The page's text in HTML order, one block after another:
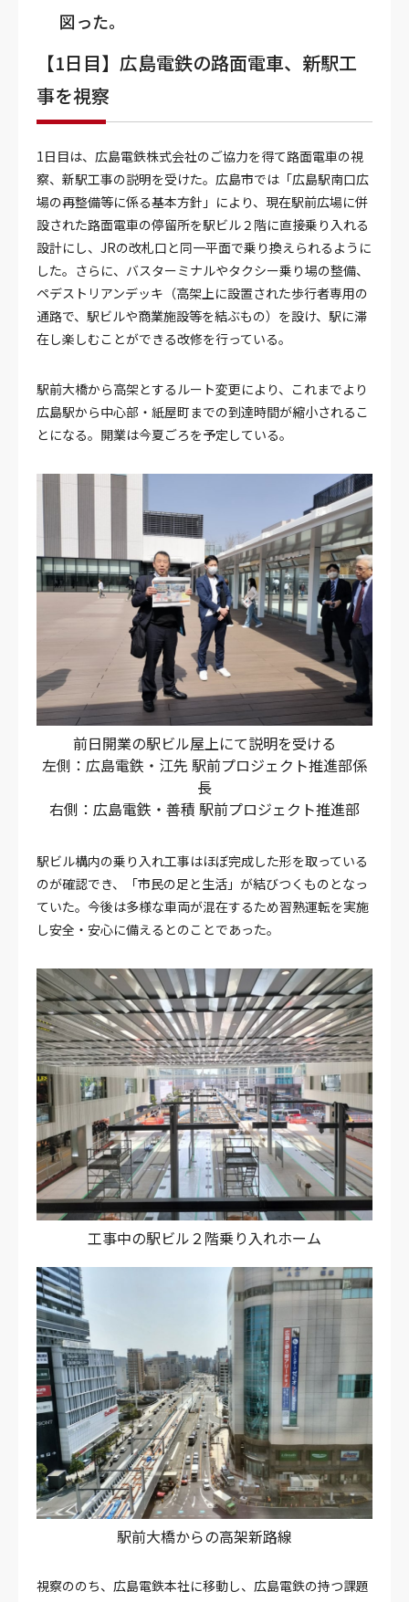
図った。
【1日目】広島電鉄の路面電車、新駅工
事を視察
1日目は、広島電鉄株式会社のご協力を得て路面電車の視
察、新駅工事の説明を受けた。広島市では「広島駅南口広
場の再整備等に係る基本方針」により、現在駅前広場に併
設された路面電車の停留所を駅ビル２階に直接乗り入れる
設計にし、JRの改札口と同一平面で乗り換えられるように
した。さらに、バスターミナルやタクシー乗り場の整備、
ペデストリアンデッキ（高架上に設置された歩行者専用の
通路で、駅ビルや商業施設等を結ぶもの）を設け、駅に滞
在し楽しむことができる改修を行っている。
駅前大橋から高架とするルート変更により、これまでより
広島駅から中心部・紙屋町までの到達時間が縮小されるこ
とになる。開業は今夏ごろを予定している。
前日開業の駅ビル屋上にて説明を受ける
左側：広島電鉄・江先 駅前プロジェクト推進部係
長
右側：広島電鉄・善積 駅前プロジェクト推進部
駅ビル構内の乗り入れ工事はほぼ完成した形を取っている
のが確認でき、「市民の足と生活」が結びつくものとなっ
ていた。今後は多様な車両が混在するため習熟運転を実施
し安全・安心に備えるとのことであった。
工事中の駅ビル２階乗り入れホーム
駅前大橋からの高架新路線
視察ののち、広島電鉄本社に移動し、広島電鉄の持つ課題